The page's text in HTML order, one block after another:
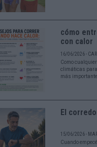
cómo
con calor
16/06/2026 -
Como
climáticas
más
El
15/06/2026 -
Cuando